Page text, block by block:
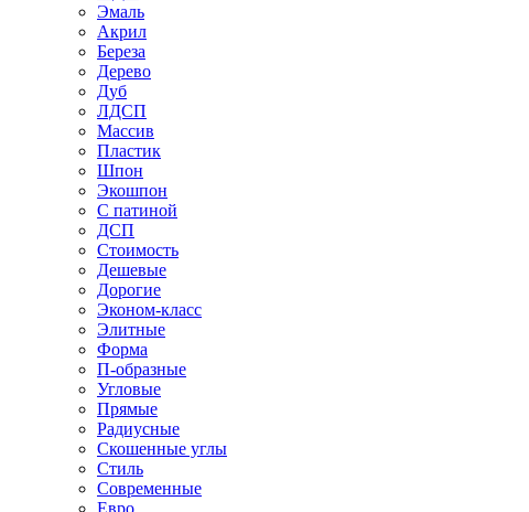
Эмаль
Акрил
Береза
Дерево
Дуб
ЛДСП
Массив
Пластик
Шпон
Экошпон
С патиной
ДСП
Стоимость
Дешевые
Дорогие
Эконом-класс
Элитные
Форма
П-образные
Угловые
Прямые
Радиусные
Скошенные углы
Стиль
Современные
Евро